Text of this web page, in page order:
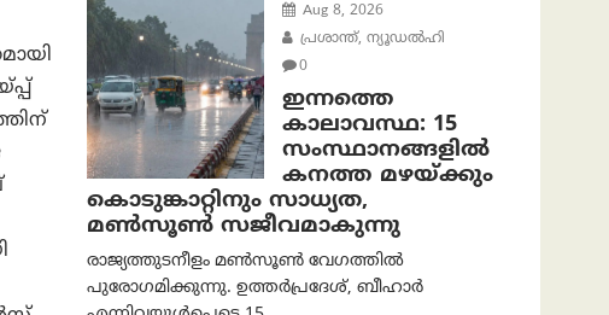
Aug 8, 2026
പ്രശാന്ത്, ന്യൂഡല്‍ഹി
0
ഇന്നത്തെ
കാലാവസ്ഥ: 15
സംസ്ഥാനങ്ങളിൽ
കനത്ത മഴയ്ക്കും
കൊടുങ്കാറ്റിനും സാധ്യത,
മൺസൂൺ സജീവമാകുന്നു
രാജ്യത്തുടനീളം മൺസൂൺ വേഗത്തിൽ
പുരോഗമിക്കുന്നു. ഉത്തർപ്രദേശ്, ബീഹാർ